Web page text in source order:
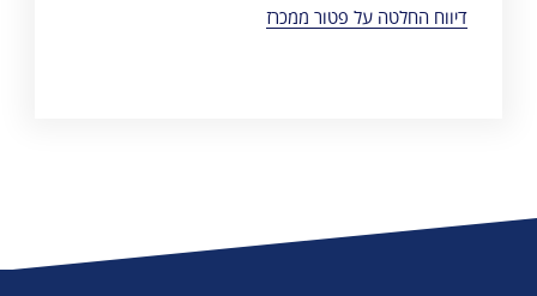
דיווח החלטה על פטור ממכרז